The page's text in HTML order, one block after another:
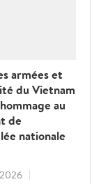
armées et
du Vietnam
au
de
nationale